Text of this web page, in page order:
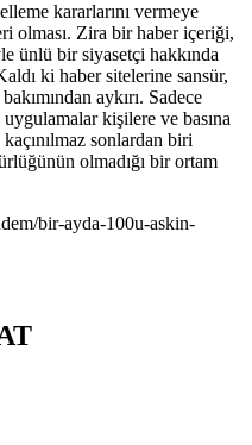
kararlarını vermeye
olması. Zira bir haber içeriği,
ünlü bir siyasetçi hakkında
ki haber sitelerine sansür,
aykırı. Sadece
kişilere ve basına
sonlardan biri
olmadığı bir ortam
bir-ayda-100u-askin-